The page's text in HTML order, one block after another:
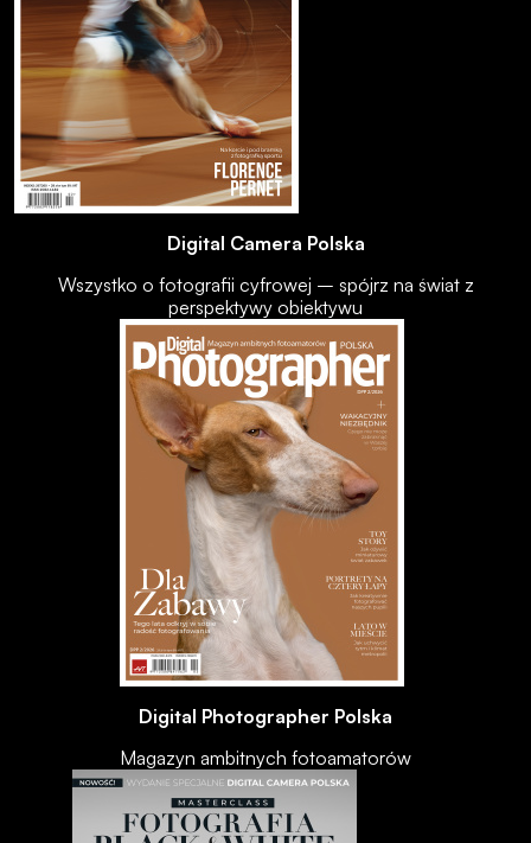
Digital Camera Polska
Wszystko o fotografii cyfrowej – spójrz na świat z
perspektywy obiektywu
Digital Photographer Polska
Magazyn ambitnych fotoamatorów